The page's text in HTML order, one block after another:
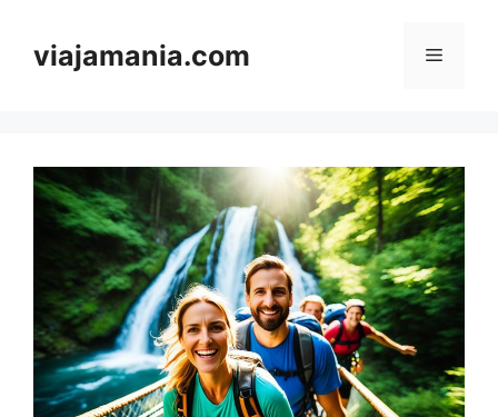
contentviajamania.com Menu